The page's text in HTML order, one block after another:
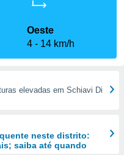
Oeste
4
14 km/h
elevadas em Schiavi Di
neste distrito:
saiba até quando